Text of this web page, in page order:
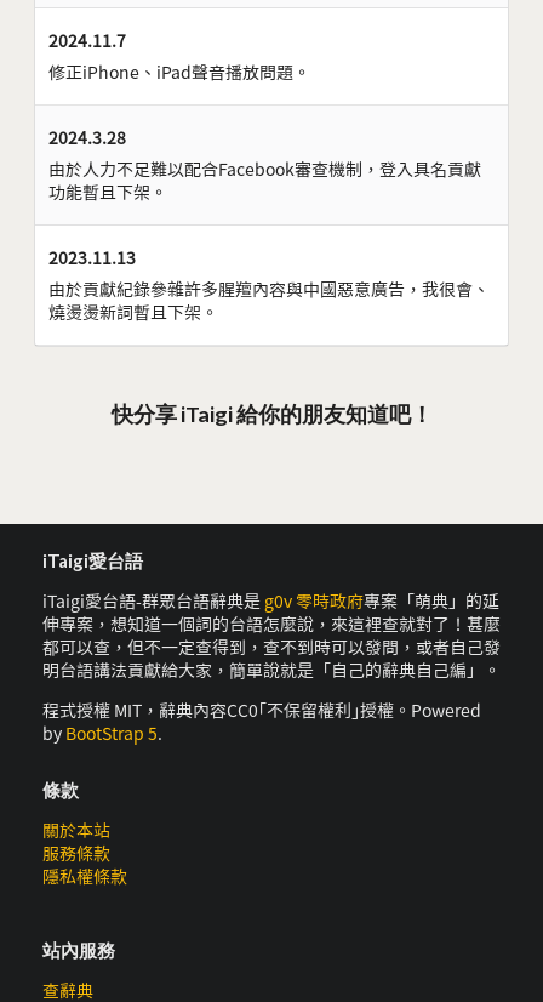
2024.11.7
修正iPhone、iPad聲音播放問題。
2024.3.28
由於人力不足難以配合Facebook審查機制，登入具名貢獻
功能暫且下架。
2023.11.13
由於貢獻紀錄參雜許多腥羶內容與中國惡意廣告，我很會、
燒燙燙新詞暫且下架。
快分享 iTaigi 給你的朋友知道吧！
iTaigi愛台語
iTaigi愛台語-群眾台語辭典是 g0v 零時政府專案「萌典」的延
伸專案，想知道一個詞的台語怎麼說，來這裡查就對了！甚麼
都可以查，但不一定查得到，查不到時可以發問，或者自己發
明台語講法貢獻給大家，簡單說就是「自己的辭典自己編」。
程式授權 MIT，辭典內容CC0｢不保留權利｣授權。Powered
by BootStrap 5.
條款
關於本站
服務條款
隱私權條款
站內服務
查辭典